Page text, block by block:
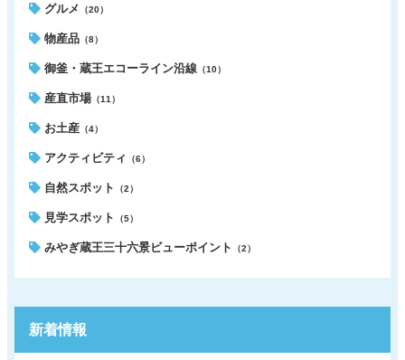
グルメ （20）
物産品 （8）
御釜・蔵王エコーライン沿線 （10）
産直市場（11）
お土産 （4）
アクティビティ （6）
自然スポット （2）
見学スポット （5）
みやぎ蔵王三十六景ビューポイント （2）
新着情報